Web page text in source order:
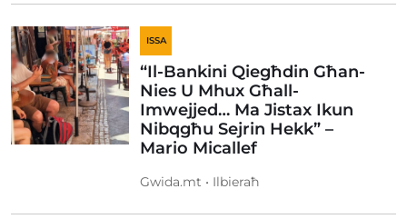
ISSA
“Il-Bankini Qiegħdin Għan-
Nies U Mhux Għall-
Imwejjed… Ma Jistax Ikun
Nibqgħu Sejrin Hekk” –
Mario Micallef
Gwida.mt • Ilbieraħ